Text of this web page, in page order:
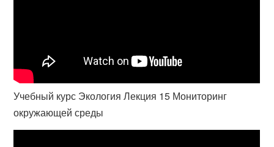
Учебный курс Экология Лекция 15 Мониторинг
окружающей среды